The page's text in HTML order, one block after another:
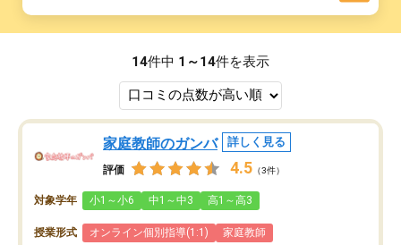
14件中 1～14件を表示
家庭教師のガンバ 詳しく見る
評価 4.5 （3件）
対象学年 小1～小6 中1～中3 高1～高3
授業形式 オンライン個別指導(1:1) 家庭教師